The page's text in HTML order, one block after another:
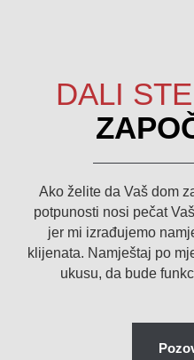
DALI
Ako želite da Vaš dom
potpunosti nosi pečat
jer mi izrađujemo
klijenata. Namještaj po
ukusu, da bude